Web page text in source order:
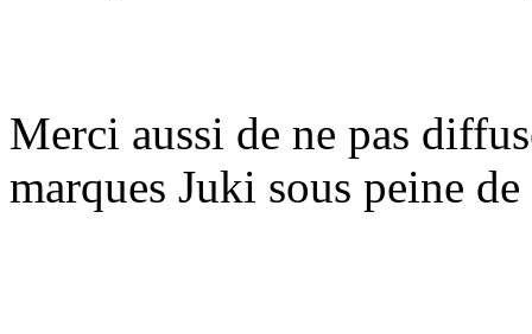
Merci aussi de ne pas
marques Juki sous peine